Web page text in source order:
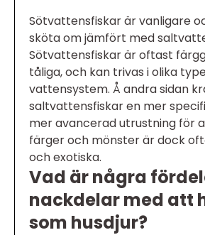
Sötvattensfiskar är vanligare
sköta om jämfört med
Sötvattensfiskar är oftast
tåliga, och kan trivas i olika
vattensystem. Å andra sidan
saltvattensfiskar en mer
mer avancerad utrustning för
färger och mönster är dock
och exotiska.
Vad är några
nackdelar med att
som husdjur?